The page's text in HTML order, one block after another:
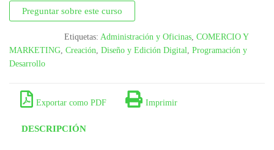
Preguntar sobre este curso
Etiquetas: Administración y Oficinas, COMERCIO Y
MARKETING, Creación, Diseño y Edición Digital, Programación y
Desarrollo
Exportar como PDF Imprimir
DESCRIPCIÓN